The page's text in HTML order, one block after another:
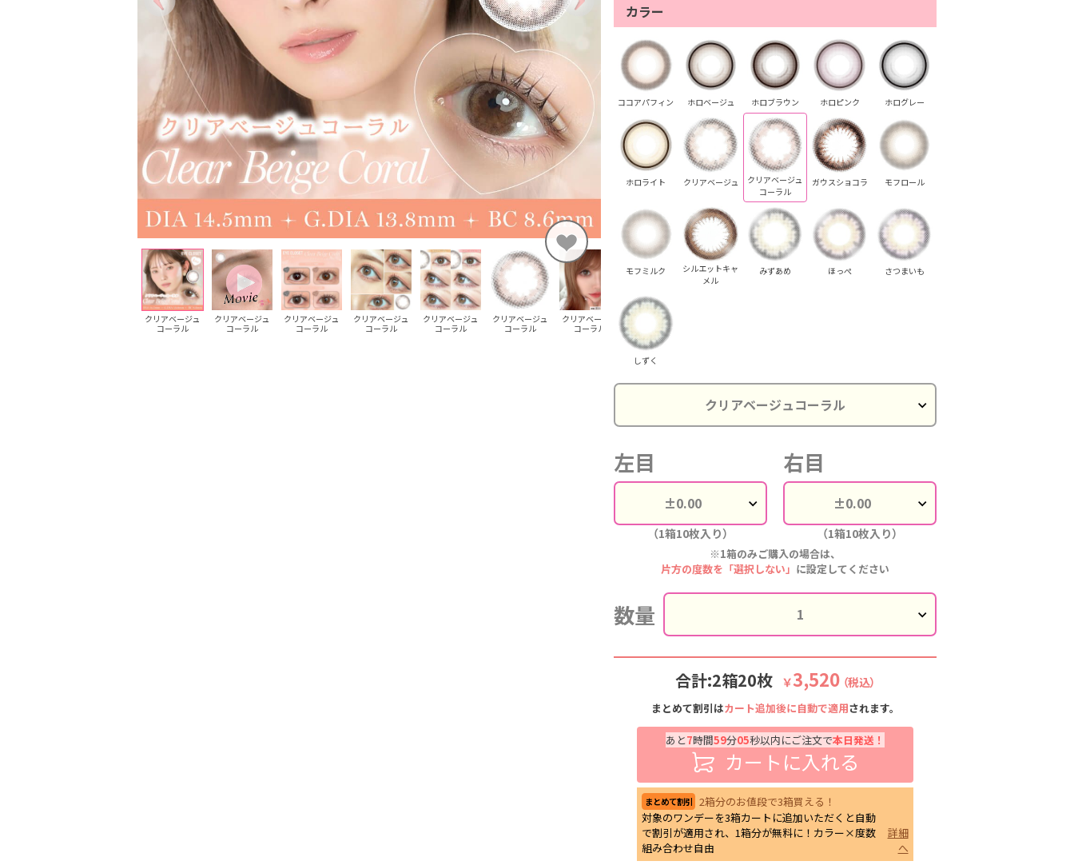
クリアベージュ
コーラル
クリアベージュ
コーラル
クリアベージュ
コーラル
クリアベージュ
コーラル
クリアベージュ
コーラル
クリアベージュ
コーラル
クリアベージュ
コーラル
クリアベージュ
コーラル
カラー
ココアパフィン ホロベージュ ホロブラウン ホロピンク ホログレー
ホロライト クリアベージュ
クリアベージュ
コーラル
ガウスショコラ モフロール
モフミルク
シルエットキャ
メル
みずあめ ほっぺ さつまいも
しずく
左目
（1箱10枚入り）
右目
（1箱10枚入り）
※1箱のみご購入の場合は、
片方の度数を「選択しない」 に設定してください
数量
合計:2箱20枚 ￥3,520 （税込）
まとめて割引はカート追加後に自動で適用されます。
あと7時間59分04秒以内にご注文で本日発送！
カートに入れる
まとめて割引 2箱分のお値段で3箱買える！
対象のワンデーを3箱カートに追加いただくと自動
で割引が適用され、1箱分が無料に！カラー×度数
組み合わせ自由
詳細
へ